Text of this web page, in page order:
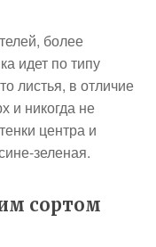
более
идет по типу
листья, в отличие
и никогда не
центра и
зеленая.
сортом